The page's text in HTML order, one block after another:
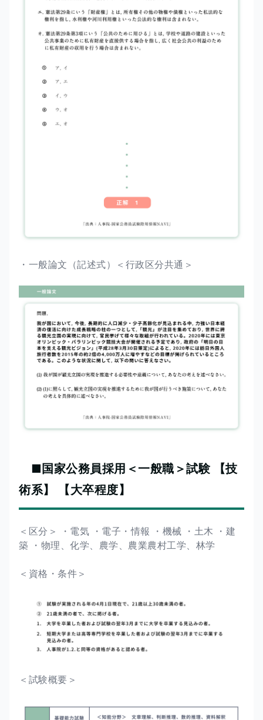
・一般論文（記述式）＜行政区分共通＞
■国家公務員採用＜一般職＞試験 【技
術系】 【大卒程度】
＜区分＞ ・電気 ・電子・情報 ・機械 ・土木 ・建
築 ・物理、化学、農学、農業農村工学、林学
＜資格・条件＞
＜試験概要＞